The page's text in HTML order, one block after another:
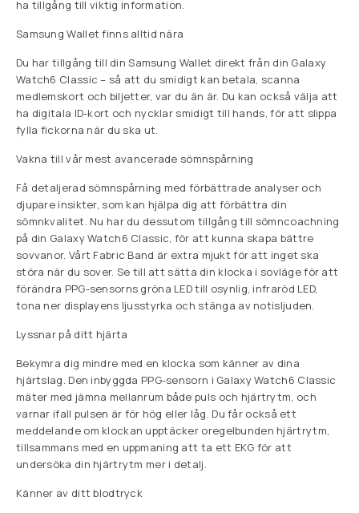
ha tillgång till viktig information.
Samsung Wallet finns alltid nära
Du har tillgång till din Samsung Wallet direkt från din Galaxy
Watch6 Classic – så att du smidigt kan betala, scanna
medlemskort och biljetter, var du än är. Du kan också välja att
ha digitala ID-kort och nycklar smidigt till hands, för att slippa
fylla fickorna när du ska ut.
Vakna till vår mest avancerade sömnspårning
Få detaljerad sömnspårning med förbättrade analyser och
djupare insikter, som kan hjälpa dig att förbättra din
sömnkvalitet. Nu har du dessutom tillgång till sömncoachning
på din Galaxy Watch6 Classic, för att kunna skapa bättre
sovvanor. Vårt Fabric Band är extra mjukt för att inget ska
störa när du sover. Se till att sätta din klocka i sovläge för att
förändra PPG-sensorns gröna LED till osynlig, infraröd LED,
tona ner displayens ljusstyrka och stänga av notisljuden.
Lyssnar på ditt hjärta
Bekymra dig mindre med en klocka som känner av dina
hjärtslag. Den inbyggda PPG-sensorn i Galaxy Watch6 Classic
mäter med jämna mellanrum både puls och hjärtrytm, och
varnar ifall pulsen är för hög eller låg. Du får också ett
meddelande om klockan upptäcker oregelbunden hjärtrytm,
tillsammans med en uppmaning att ta ett EKG för att
undersöka din hjärtrytm mer i detalj.
Känner av ditt blodtryck